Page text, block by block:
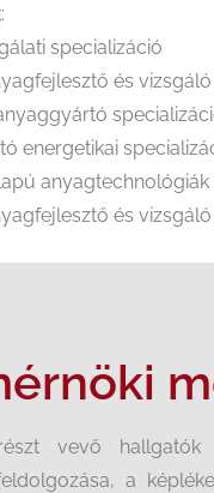
specializáció
és
energetikai
anyagtechnológiák
és
vevő
a